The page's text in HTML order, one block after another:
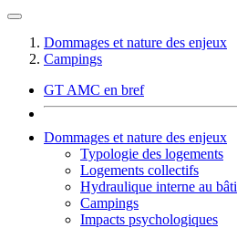
Dommages et nature des enjeux
Campings
GT AMC en bref
Dommages et nature des enjeux
Typologie des logements
Logements collectifs
Hydraulique interne au bâti
Campings
Impacts psychologiques